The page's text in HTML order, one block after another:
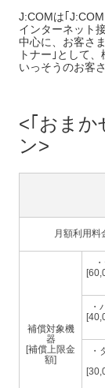
J:COMは｢
インターネット
中心に、お客さ
トナー｣として
いっそうのお客
｢おまか
ン
月額利用料
補償対象機
器
[補償上限金
額]
・
・